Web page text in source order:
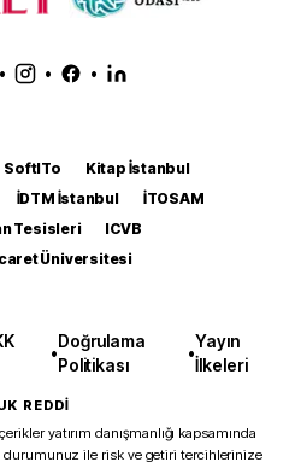
• • •
SoftITo
Kitap İstanbul
İDTM İstanbul
İTOSAM
Tesisleri
ICVB
Üniversitesi
•
Doğrulama
Politikası
•
Yayın
İlkeleri
REDDİ
yatırım danışmanlığı kapsamında
durumunuz ile risk ve getiri tercihlerinize